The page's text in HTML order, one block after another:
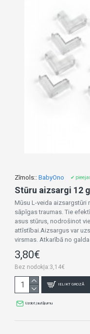
Zīmols:: BabyOno ✔
Stūru aizsargi 12
Mūsu L-veida aizsargstūri
sāpīgas traumas. Tie
asus stūrus, nodrošinot
attīstībai.Aizsargus var
virsmas. Atkarībā no galda
3,80€
Bez nodokļa:3,14€
IELIKT GROZĀ
Uzdot jautājumu